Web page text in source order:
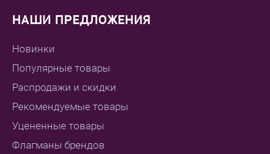
НАШИ ПРЕДЛОЖЕНИЯ
Новинки
Популярные товары
Распродажи и скидки
Рекомендуемые товары
Уцененные товары
Флагманы брендов